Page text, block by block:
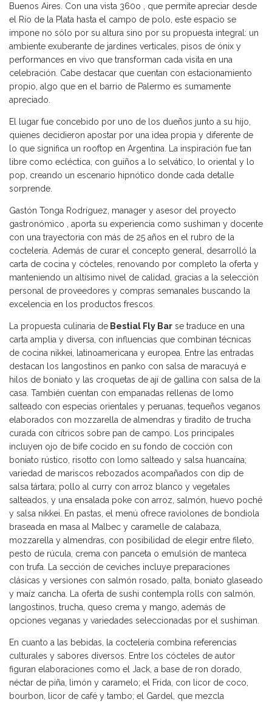
Buenos Aires. Con una vista 360o , que permite apreciar desde
el Río de la Plata hasta el campo de polo, este espacio se
impone no sólo por su altura sino por su propuesta integral: un
ambiente exuberante de jardines verticales, pisos de ónix y
performances en vivo que transforman cada visita en una
celebración. Cabe destacar que cuentan con estacionamiento
propio, algo que en el barrio de Palermo es sumamente
apreciado.
El lugar fue concebido por uno de los dueños junto a su hijo,
quienes decidieron apostar por una idea propia y diferente de
lo que significa un rooftop en Argentina. La inspiración fue tan
libre como ecléctica, con guiños a lo selvático, lo oriental y lo
pop, creando un escenario hipnótico donde cada detalle
sorprende.
Gastón Tonga Rodríguez, manager y asesor del proyecto
gastronómico , aporta su experiencia como sushiman y docente
con una trayectoria con más de 25 años en el rubro de la
coctelería. Además de curar el concepto general, desarrolló la
carta de cocina y cócteles, renovando por completo la oferta y
manteniendo un altísimo nivel de calidad, gracias a la selección
personal de proveedores y compras semanales buscando la
excelencia en los productos frescos.
La propuesta culinaria de Bestial Fly Bar se traduce en una
carta amplia y diversa, con influencias que combinan técnicas
de cocina nikkei, latinoamericana y europea. Entre las entradas
destacan los langostinos en panko con salsa de maracuyá e
hilos de boniato y las croquetas de ají de gallina con salsa de la
casa. También cuentan con empanadas rellenas de lomo
salteado con especias orientales y peruanas, tequeños veganos
elaborados con mozzarella de almendras y tiradito de trucha
curada con cítricos sobre pan de campo. Los principales
incluyen ojo de bife cocido en su fondo de cocción con
boniato rústico, risotto con lomo salteado y salsa huancaína;
variedad de mariscos rebozados acompañados con dip de
salsa tártara; pollo al curry con arroz blanco y vegetales
salteados, y una ensalada poke con arroz, salmón, huevo poché
y salsa nikkei. En pastas, el menú ofrece raviolones de bondiola
braseada en masa al Malbec y caramelle de calabaza,
mozzarella y almendras, con posibilidad de elegir entre fileto,
pesto de rúcula, crema con panceta o emulsión de manteca
con trufa. La sección de ceviches incluye preparaciones
clásicas y versiones con salmón rosado, palta, boniato glaseado
y maíz cancha. La oferta de sushi contempla rolls con salmón,
langostinos, trucha, queso crema y mango, además de
opciones veganas y variedades seleccionadas por el sushiman.
En cuanto a las bebidas, la coctelería combina referencias
culturales y sabores diversos. Entre los cócteles de autor
figuran elaboraciones como el Jack, a base de ron dorado,
néctar de piña, limón y caramelo; el Frida, con licor de coco,
bourbon, licor de café y tambo; el Gardel, que mezcla